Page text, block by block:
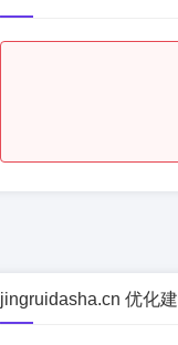
jingruidasha.cn 优化